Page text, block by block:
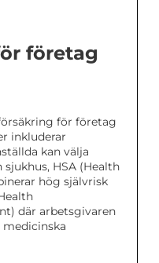
företag
för företag
inkluderar
kan välja
HSA (Health
hög självrisk
där arbetsgivaren
medicinska